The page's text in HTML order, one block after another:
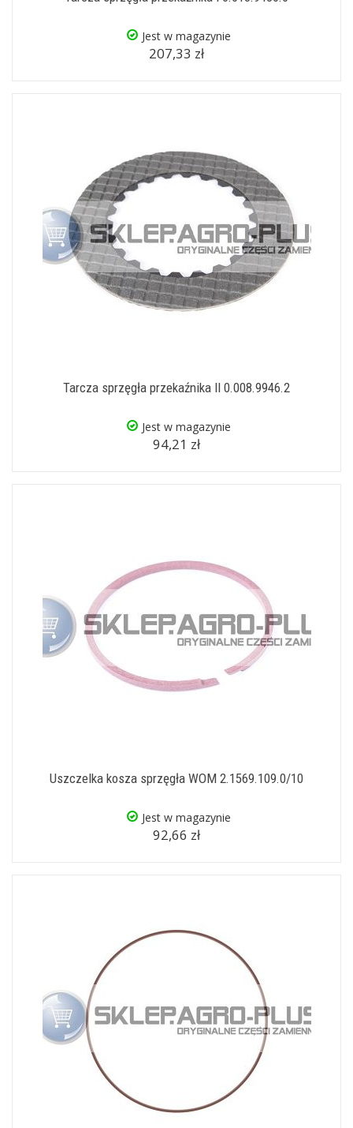
Jest w magazynie
207,33 zł
Tarcza sprzęgła przekaźnika II 0.008.9946.2
Jest w magazynie
94,21 zł
Uszczelka kosza sprzęgła WOM 2.1569.109.0/10
Jest w magazynie
92,66 zł